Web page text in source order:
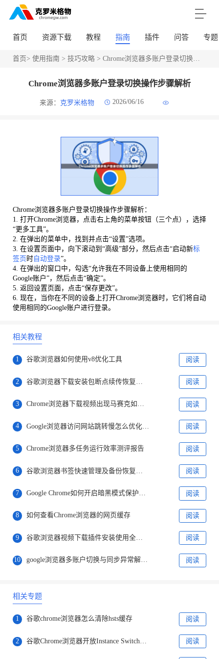
首页 资源下载 教程 指南 插件 问答 专题
首页> 使用指南 > 技巧攻略> Chrome浏览器多账户登录切换操作步骤解析
Chrome浏览器多账户登录切换操作步骤解析
来源： 克罗米格物 2026/06/16
Chrome浏览器多账户登录切换操作步骤解析：
1. 打开Chrome浏览器，点击右上角的菜单按钮（三个点），选择
“更多工具”。
2. 在弹出的菜单中，找到并点击“设置”选项。
3. 在设置页面中，向下滚动到“高级”部分，然后点击“启动新标
签页 时自动登录”。
4. 在弹出的窗口中，勾选“允许我在不同设备上使用相同的
Google账户”，然后点击“确定”。
5. 返回设置页面，点击“保存更改”。
6. 现在，当你在不同的设备上打开Chrome浏览器时，它们将自动
使用相同的Google账户进行登录。
相关教程
1 谷歌浏览器如何使用v8优化工具 阅读
2 阅读
3 Chrome浏览器下载视频出现马赛克如何修复 阅读
4 Google浏览器访问网站跳转慢怎么优化DNS配置 阅读
5 Chrome浏览器多任务运行效率测评报告 阅读
6 阅读
7 阅读
8 如何查看Chrome浏览器的网页缓存 阅读
9 谷歌浏览器视频下载插件安装使用全教程 阅读
10 google浏览器多账户切换与同步异常解决方法 阅读
相关专题
1 谷歌chrome浏览器怎么清除hsts缓存 阅读
2 阅读